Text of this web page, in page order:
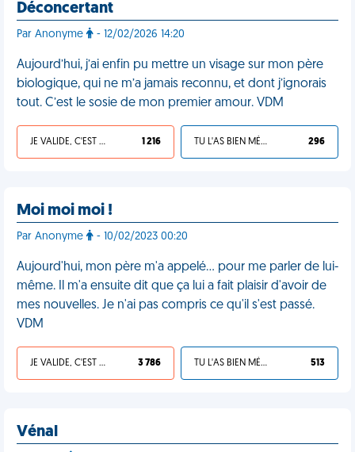
Déconcertant
Par Anonyme - 12/02/2026 14:20
Aujourd’hui, j’ai enfin pu mettre un visage sur mon père
biologique, qui ne m’a jamais reconnu, et dont j’ignorais
tout. C’est le sosie de mon premier amour. VDM
JE VALIDE, C'EST UNE VDM 1 216 TU L'AS BIEN MÉRITÉ 296
Moi moi moi !
Par Anonyme - 10/02/2023 00:20
Aujourd'hui, mon père m'a appelé… pour me parler de lui-
même. Il m'a ensuite dit que ça lui a fait plaisir d'avoir de
mes nouvelles. Je n'ai pas compris ce qu'il s'est passé.
VDM
JE VALIDE, C'EST UNE VDM 3 786 TU L'AS BIEN MÉRITÉ 513
Vénal